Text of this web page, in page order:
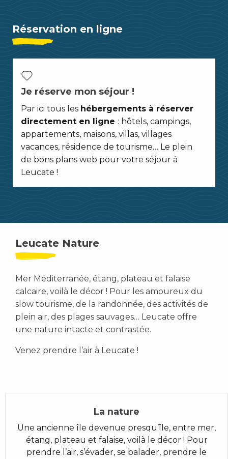
Réservation en ligne
Je réserve mon séjour !
Par ici tous les hébergements à réserver
directement en ligne : hôtels, campings,
appartements, maisons, villas, villages
vacances, résidence de tourisme… Le plein
de bons plans web pour votre séjour à
Leucate !
Leucate Nature
Mer Méditerranée, étang, plateau et falaise
calcaire, voilà le décor ! Pour les amoureux du
slow tourisme, de la randonnée, des activités de
plein air, des plages sauvages… Leucate offre
une nature intacte et contrastée.
Venez prendre l’air à Leucate !
La nature
Une ancienne île devenue presqu’île, entre mer,
étang, plateau et falaise, voilà le décor ! Pour
prendre l’air, s’évader, se balader, prendre le